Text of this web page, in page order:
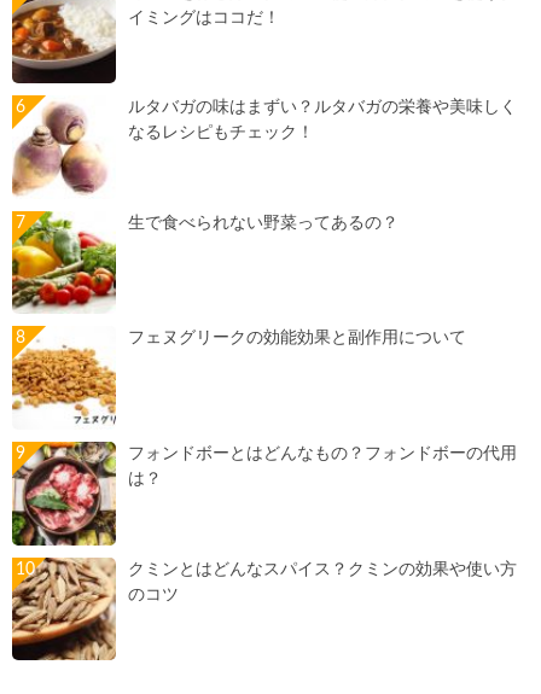
イミングはココだ！
ルタバガの味はまずい？ルタバガの栄養や美味しく
なるレシピもチェック！
生で食べられない野菜ってあるの？
フェヌグリークの効能効果と副作用について
フォンドボーとはどんなもの？フォンドボーの代用
は？
クミンとはどんなスパイス？クミンの効果や使い方
のコツ